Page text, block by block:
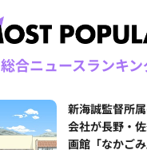
総合ニュースランキン
新海誠監督所
会社が長野・
画館「なかご